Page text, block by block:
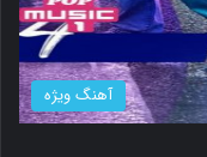
آهنگ ویژه